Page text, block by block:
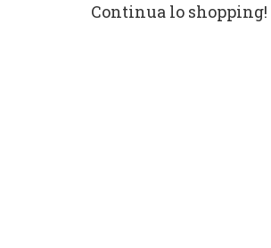
Continua lo shopping!